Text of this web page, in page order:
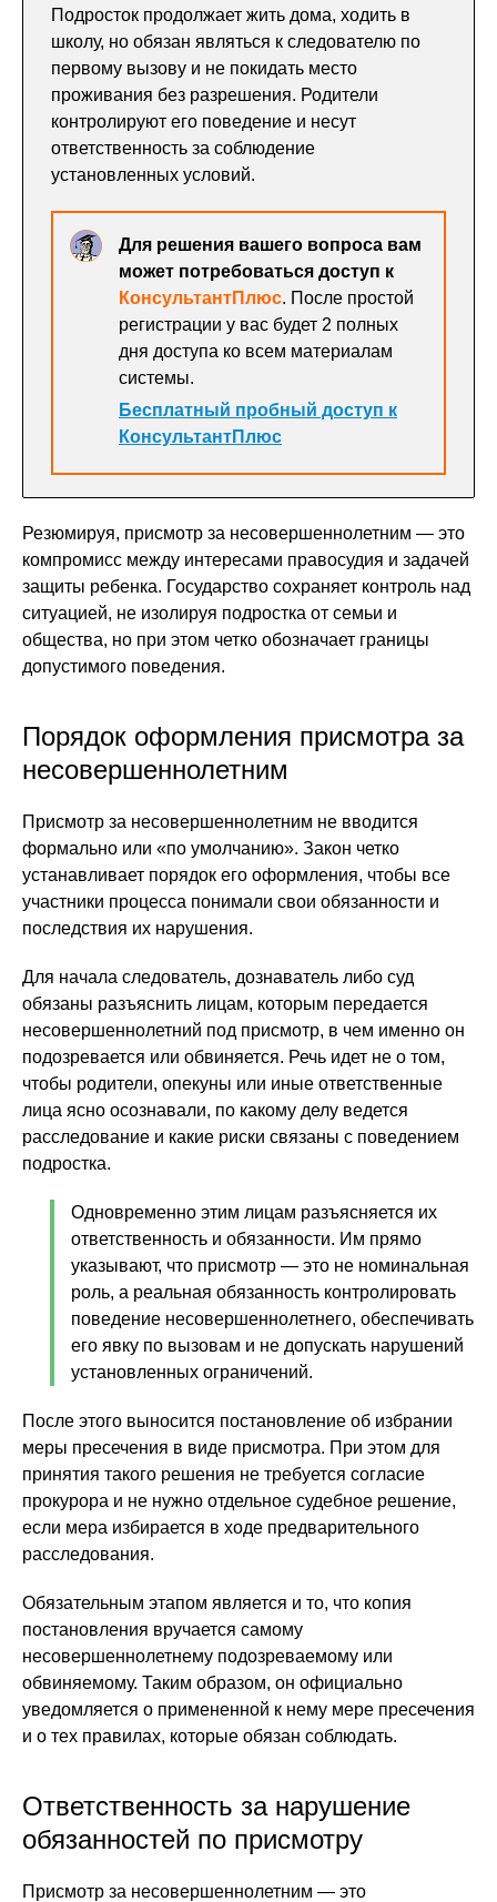
Подросток продолжает жить дома, ходить в
школу, но обязан являться к следователю по
первому вызову и не покидать место
проживания без разрешения. Родители
контролируют его поведение и несут
ответственность за соблюдение
установленных условий.
Для решения вашего вопроса вам
может потребоваться доступ к
КонсультантПлюс. После простой
регистрации у вас будет 2 полных
дня доступа ко всем материалам
системы.
Бесплатный пробный доступ к
КонсультантПлюс
Резюмируя, присмотр за несовершеннолетним — это
компромисс между интересами правосудия и задачей
защиты ребенка. Государство сохраняет контроль над
ситуацией, не изолируя подростка от семьи и
общества, но при этом четко обозначает границы
допустимого поведения.
Порядок оформления присмотра за
несовершеннолетним
Присмотр за несовершеннолетним не вводится
формально или «по умолчанию». Закон четко
устанавливает порядок его оформления, чтобы все
участники процесса понимали свои обязанности и
последствия их нарушения.
Для начала следователь, дознаватель либо суд
обязаны разъяснить лицам, которым передается
несовершеннолетний под присмотр, в чем именно он
подозревается или обвиняется. Речь идет не о том,
чтобы родители, опекуны или иные ответственные
лица ясно осознавали, по какому делу ведется
расследование и какие риски связаны с поведением
подростка.
Одновременно этим лицам разъясняется их
ответственность и обязанности. Им прямо
указывают, что присмотр — это не номинальная
роль, а реальная обязанность контролировать
поведение несовершеннолетнего, обеспечивать
его явку по вызовам и не допускать нарушений
установленных ограничений.
После этого выносится постановление об избрании
меры пресечения в виде присмотра. При этом для
принятия такого решения не требуется согласие
прокурора и не нужно отдельное судебное решение,
если мера избирается в ходе предварительного
расследования.
Обязательным этапом является и то, что копия
постановления вручается самому
несовершеннолетнему подозреваемому или
обвиняемому. Таким образом, он официально
уведомляется о примененной к нему мере пресечения
и о тех правилах, которые обязан соблюдать.
Ответственность за нарушение
обязанностей по присмотру
Присмотр за несовершеннолетним — это